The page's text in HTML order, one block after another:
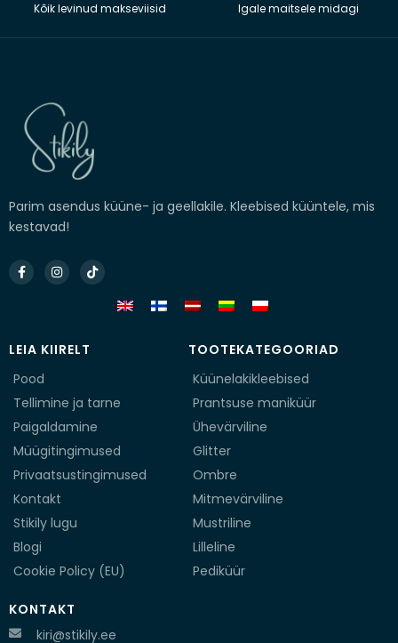
Kõik levinud makseviisid Igale maitsele midagi
Parim asendus küüne- ja geellakile. Kleebised küüntele, mis
kestavad!
Facebook-
f
Instagram
Tiktok
LEIA KIIRELT
Pood
Tellimine ja tarne
Paigaldamine
Müügitingimused
Privaatsustingimused
Kontakt
Stikily lugu
Blogi
Cookie Policy (EU)
TOOTEKATEGOORIAD
Küünelakikleebised
Prantsuse maniküür
Ühevärviline
Glitter
Ombre
Mitmevärviline
Mustriline
Lilleline
Pediküür
KONTAKT
kiri@stikily.ee